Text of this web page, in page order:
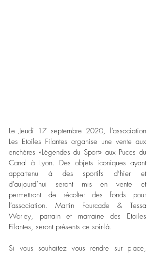
Le Jeudi 17 septembre 2020, l’association
Les Etoiles Filantes organise une vente aux
enchères «Légendes du Sport» aux Puces du
Canal à Lyon. Des objets iconiques ayant
appartenu à des sportifs d’hier et
d'aujourd’hui seront mis en vente et
permettront de récolter des fonds pour
l’association. Martin Fourcade & Tessa
Worley, parrain et marraine des Etoiles
Filantes, seront présents ce soir-là.
Si vous souhaitez vous rendre sur place,